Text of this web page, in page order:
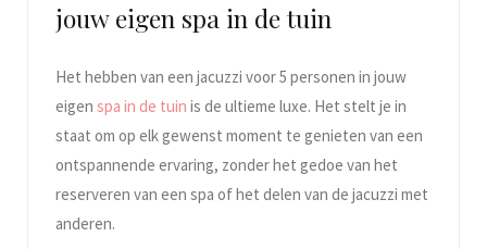
jouw eigen spa in de tuin
Het hebben van een jacuzzi voor 5 personen in jouw
eigen spa in de tuin is de ultieme luxe. Het stelt je in
staat om op elk gewenst moment te genieten van een
ontspannende ervaring, zonder het gedoe van het
reserveren van een spa of het delen van de jacuzzi met
anderen.